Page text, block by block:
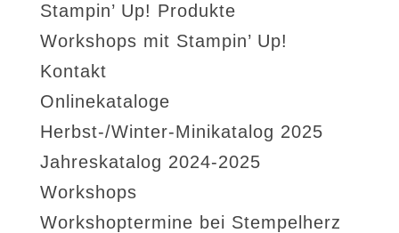
Stampin’ Up! Produkte
Workshops mit Stampin’ Up!
Kontakt
Onlinekataloge
Herbst-/Winter-Minikatalog 2025
Jahreskatalog 2024-2025
Workshops
Workshoptermine bei Stempelherz